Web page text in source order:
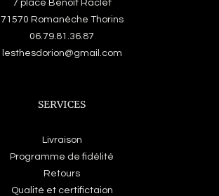
7 place Benoît Raclet
71570 Romanèche Thorins
06.79.81.36.87
lesthesdorion@gmail.com
SERVICES
Livraison
Programme de fidélité
Retours
Qualité et certifictaion